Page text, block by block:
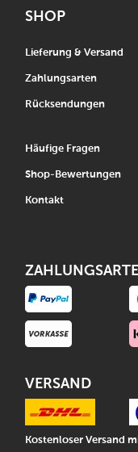
SHOP
Lieferung & Versand
Zahlungsarten
Rücksendungen
Häufige Fragen
Shop-Bewertungen
Kontakt
VERSAND
Kostenloser Versand